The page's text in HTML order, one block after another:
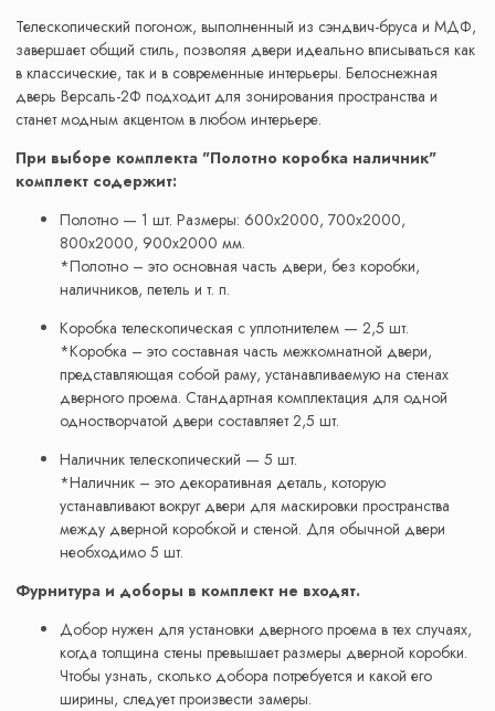
Телескопический погонож, выполненный из сэндвич-бруса и МДФ,
завершает общий стиль, позволяя двери идеально вписываться как
в классические, так и в современные интерьеры. Белоснежная
дверь Версаль-2Ф подходит для зонирования пространства и
станет модным акцентом в любом интерьере.
При выборе комплекта "Полотно коробка наличник"
комплект содержит:
Полотно — 1 шт. Размеры: 600x2000, 700x2000,
800x2000, 900x2000 мм.
*Полотно – это основная часть двери, без коробки,
наличников, петель и т. п.
Коробка телескопическая с уплотнителем — 2,5 шт.
*Коробка – это составная часть межкомнатной двери,
представляющая собой раму, устанавливаемую на стенах
дверного проема. Стандартная комплектация для одной
одностворчатой двери составляет 2,5 шт.
Наличник телескопический — 5 шт.
*Наличник – это декоративная деталь, которую
устанавливают вокруг двери для маскировки пространства
между дверной коробкой и стеной. Для обычной двери
необходимо 5 шт.
Фурнитура и доборы в комплект не входят.
Добор нужен для установки дверного проема в тех случаях,
когда толщина стены превышает размеры дверной коробки.
Чтобы узнать, сколько добора потребуется и какой его
ширины, следует произвести замеры.